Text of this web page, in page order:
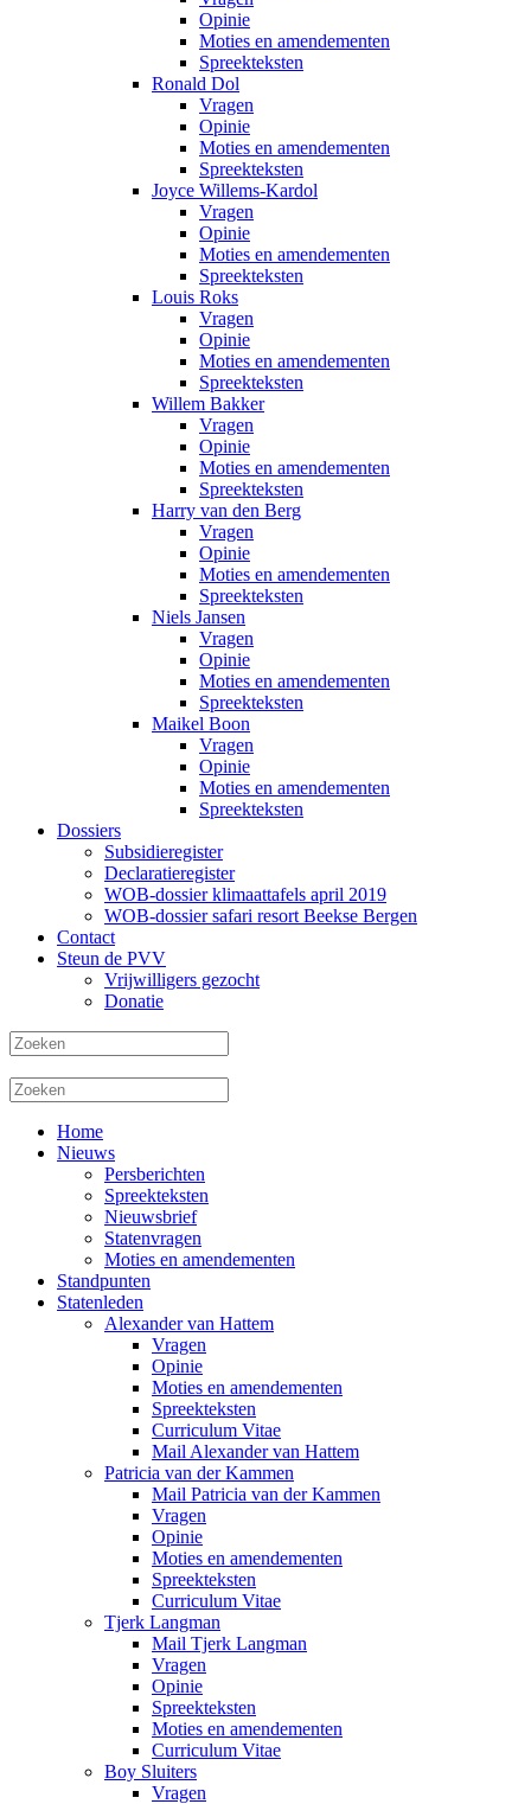
Opinie
Moties en amendementen
Spreekteksten
Ronald Dol
Vragen
Opinie
Moties en amendementen
Spreekteksten
Joyce Willems-Kardol
Vragen
Opinie
Moties en amendementen
Spreekteksten
Louis Roks
Vragen
Opinie
Moties en amendementen
Spreekteksten
Willem Bakker
Vragen
Opinie
Moties en amendementen
Spreekteksten
Harry van den Berg
Vragen
Opinie
Moties en amendementen
Spreekteksten
Niels Jansen
Vragen
Opinie
Moties en amendementen
Spreekteksten
Maikel Boon
Vragen
Opinie
Moties en amendementen
Spreekteksten
Dossiers
Subsidieregister
Declaratieregister
WOB-dossier klimaattafels april 2019
WOB-dossier safari resort Beekse Bergen
Contact
Steun de PVV
Vrijwilligers gezocht
Donatie
Home
Nieuws
Persberichten
Spreekteksten
Nieuwsbrief
Statenvragen
Moties en amendementen
Standpunten
Statenleden
Alexander van Hattem
Vragen
Opinie
Moties en amendementen
Spreekteksten
Curriculum Vitae
Mail Alexander van Hattem
Patricia van der Kammen
Mail Patricia van der Kammen
Vragen
Opinie
Moties en amendementen
Spreekteksten
Curriculum Vitae
Tjerk Langman
Mail Tjerk Langman
Vragen
Opinie
Spreekteksten
Moties en amendementen
Curriculum Vitae
Boy Sluiters
Vragen